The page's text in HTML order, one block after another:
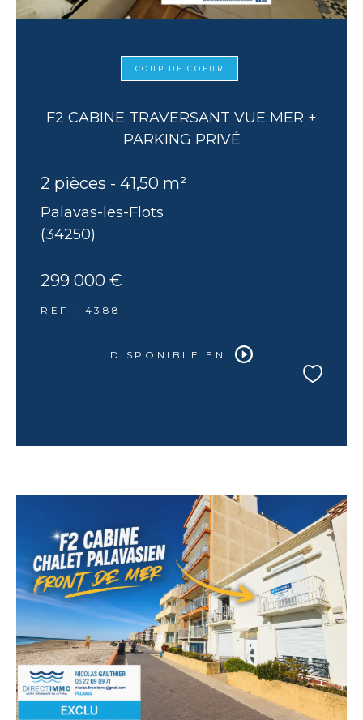
COUP DE COEUR
F2 CABINE TRAVERSANT VUE MER +
PARKING PRIVÉ
2 pièces - 41,50 m²
Palavas-les-Flots
(34250)
299 000 €
REF : 4388
DISPONIBLE EN